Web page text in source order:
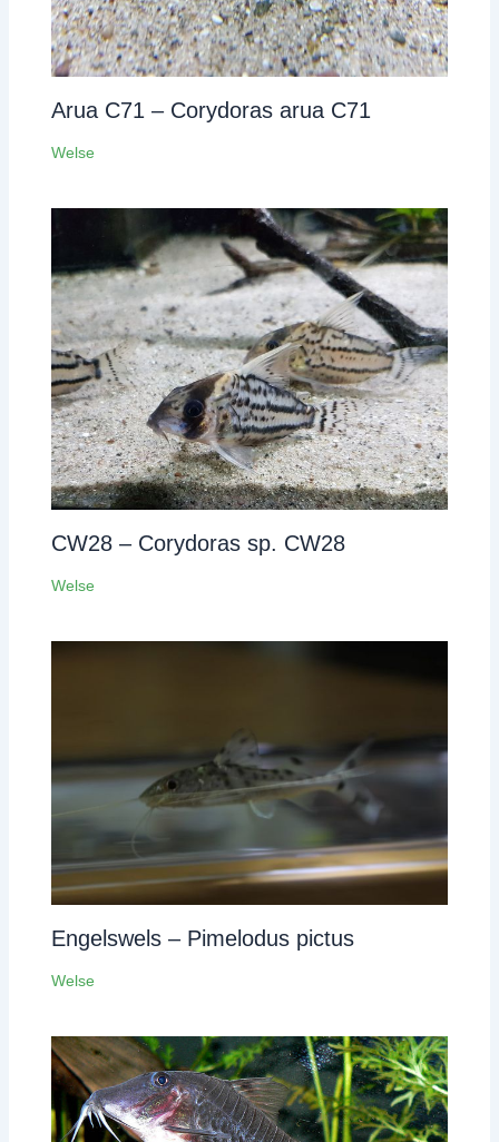
Arua C71 – Corydoras arua C71
Welse
CW28 – Corydoras sp. CW28
Welse
Engelswels – Pimelodus pictus
Welse